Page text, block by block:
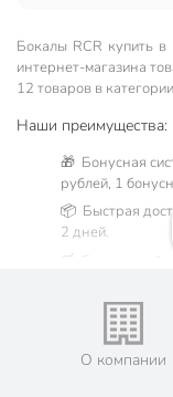
Бокалы RCR купить
интернет-магазина
12 товаров в
Наши преимущества:
🎁 Бонусная
рублей, 1
📦 Быстрая
2 дней.
🛒 Бесплатный
его онлайн на
💳 Оплата:
наличными при
О компании